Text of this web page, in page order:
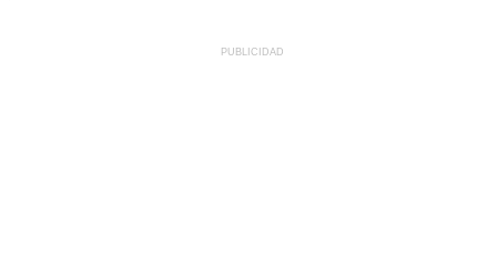
PUBLICIDAD